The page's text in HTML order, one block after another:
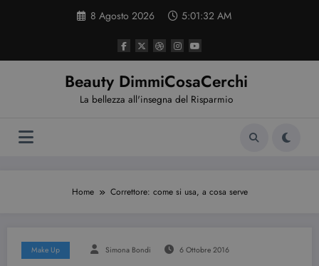
8 Agosto 2026 5:01:33 AM
Beauty DimmiCosaCerchi
La bellezza all'insegna del Risparmio
Home Correttore: come si usa, a cosa serve
Make Up Simona Bondi 6 Ottobre 2016